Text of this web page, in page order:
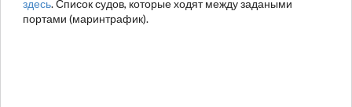
здесь. Список судов, которые ходят между задаными
портами (маринтрафик).